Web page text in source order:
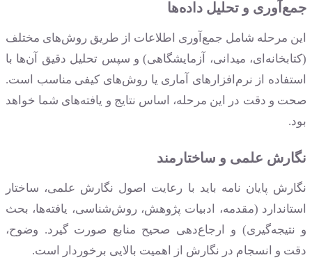
جمع‌آوری و تحلیل داده‌ها
این مرحله شامل جمع‌آوری اطلاعات از طریق روش‌های مختلف
(کتابخانه‌ای، میدانی، آزمایشگاهی) و سپس تحلیل دقیق آن‌ها با
استفاده از نرم‌افزارهای آماری یا روش‌های کیفی مناسب است.
صحت و دقت در این مرحله، اساس نتایج و یافته‌های شما خواهد
بود.
نگارش علمی و ساختارمند
نگارش پایان نامه باید با رعایت اصول نگارش علمی، ساختار
استاندارد (مقدمه، ادبیات پژوهش، روش‌شناسی، یافته‌ها، بحث
و نتیجه‌گیری) و ارجاع‌دهی صحیح منابع صورت گیرد. وضوح،
دقت و انسجام در نگارش از اهمیت بالایی برخوردار است.